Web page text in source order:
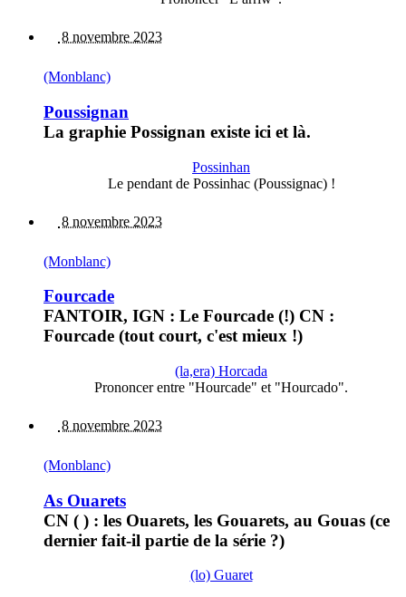
8 novembre 2023
(Monblanc)
Poussignan
La graphie Possignan existe ici et là.
Possinhan
Le pendant de Possinhac (Poussignac) !
8 novembre 2023
(Monblanc)
Fourcade
FANTOIR, IGN : Le Fourcade (!) CN :
Fourcade (tout court, c'est mieux !)
(la,era) Horcada
Prononcer entre "Hourcade" et "Hourcado".
8 novembre 2023
(Monblanc)
As Ouarets
CN ( ) : les Ouarets, les Gouarets, au Gouas (ce
dernier fait-il partie de la série ?)
(lo) Guaret